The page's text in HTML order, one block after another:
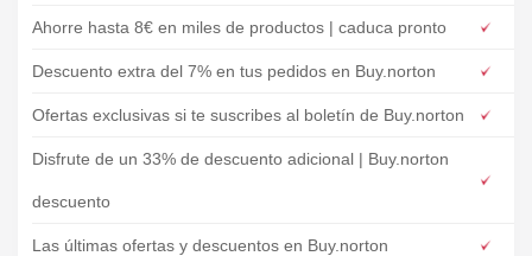
Ahorre hasta 8€ en miles de productos | caduca pronto
Descuento extra del 7% en tus pedidos en Buy.norton
Ofertas exclusivas si te suscribes al boletín de Buy.norton
Disfrute de un 33% de descuento adicional | Buy.norton
descuento
Las últimas ofertas y descuentos en Buy.norton